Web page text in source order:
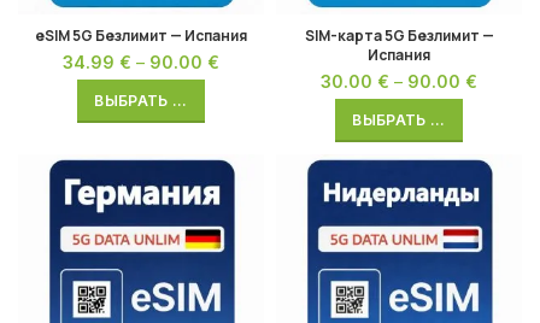
eSIM 5G Безлимит — Испания
34.99 € – 90.00 €
ВЫБРАТЬ ...
SIM-карта 5G Безлимит —
Испания
30.00 € – 90.00 €
ВЫБРАТЬ ...